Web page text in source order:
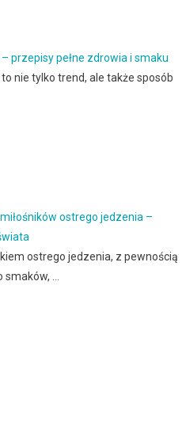
przepisy pełne zdrowia i smaku
nie tylko trend, ale także sposób
ostrego jedzenia –
ostrego jedzenia, z pewnością
…